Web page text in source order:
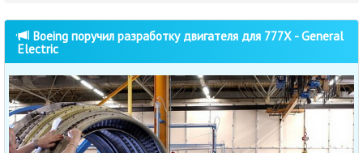
Boeing поручил разработку двигателя для 777X - General
Electric